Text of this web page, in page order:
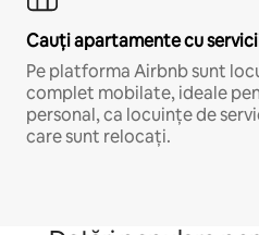
Cauți apartamente cu
Pe platforma Airbnb sunt
complet mobilate, ideale
personal, ca locuințe de
care sunt relocați.